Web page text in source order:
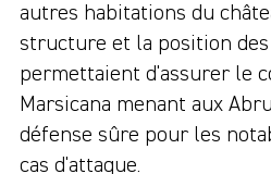
autres habitations du
structure et la position
permettaient d'assurer le
Marsicana menant aux
défense sûre pour les
cas d'attaque.